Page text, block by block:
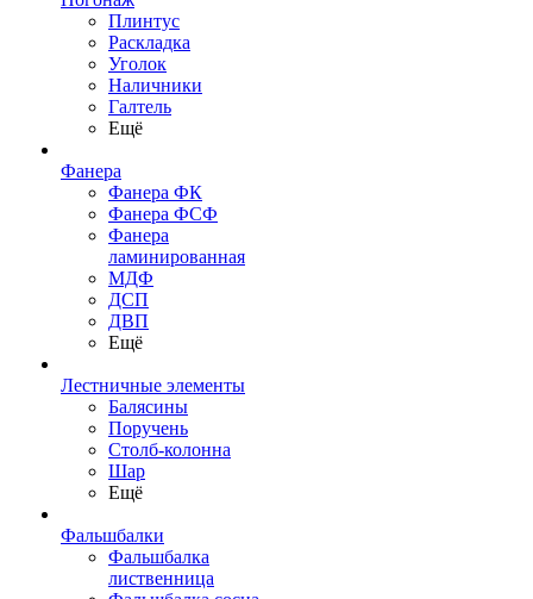
Плинтус
Раскладка
Уголок
Наличники
Галтель
Ещё
Фанера
Фанера ФК
Фанера ФСФ
Фанера
ламинированная
МДФ
ДСП
ДВП
Ещё
Лестничные элементы
Балясины
Поручень
Столб-колонна
Шар
Ещё
Фальшбалки
Фальшбалка
лиственница